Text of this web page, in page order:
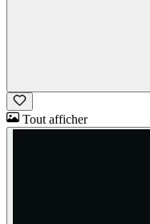
Tout afficher